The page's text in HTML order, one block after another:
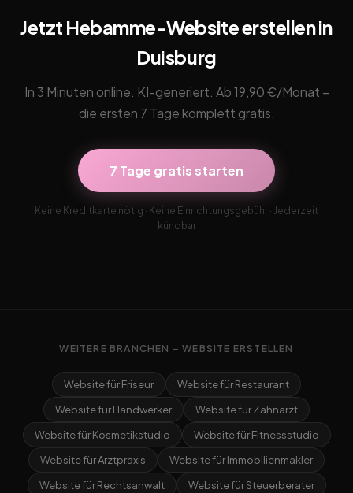
Jetzt Hebamme-Website erstellen in
Duisburg
In 3 Minuten online. KI-generiert. Ab 19,90 €/Monat –
die ersten 7 Tage komplett gratis.
7 Tage gratis starten
Keine Kreditkarte nötig · Keine Einrichtungsgebühr · Jederzeit
kündbar
WEITERE BRANCHEN – WEBSITE ERSTELLEN
Website für Friseur
Website für Restaurant
Website für Handwerker
Website für Zahnarzt
Website für Kosmetikstudio
Website für Fitnessstudio
Website für Arztpraxis
Website für Immobilienmakler
Website für Rechtsanwalt
Website für Steuerberater